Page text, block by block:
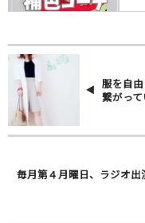
服を自
繋がっ
毎月第４月曜日、ラジオ